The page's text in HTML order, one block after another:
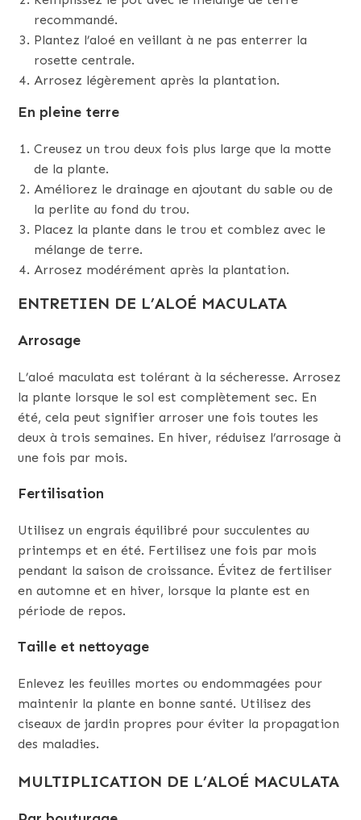
recommandé.
Plantez l’aloé en veillant à ne pas enterrer la
rosette centrale.
Arrosez légèrement après la plantation.
En pleine terre
Creusez un trou deux fois plus large que la motte
de la plante.
Améliorez le drainage en ajoutant du sable ou de
la perlite au fond du trou.
Placez la plante dans le trou et comblez avec le
mélange de terre.
Arrosez modérément après la plantation.
ENTRETIEN DE L’ALOÉ MACULATA
Arrosage
L’aloé maculata est tolérant à la sécheresse. Arrosez
la plante lorsque le sol est complètement sec. En
été, cela peut signifier arroser une fois toutes les
deux à trois semaines. En hiver, réduisez l’arrosage à
une fois par mois.
Fertilisation
Utilisez un engrais équilibré pour succulentes au
printemps et en été. Fertilisez une fois par mois
pendant la saison de croissance. Évitez de fertiliser
en automne et en hiver, lorsque la plante est en
période de repos.
Taille et nettoyage
Enlevez les feuilles mortes ou endommagées pour
maintenir la plante en bonne santé. Utilisez des
ciseaux de jardin propres pour éviter la propagation
des maladies.
MULTIPLICATION DE L’ALOÉ MACULATA